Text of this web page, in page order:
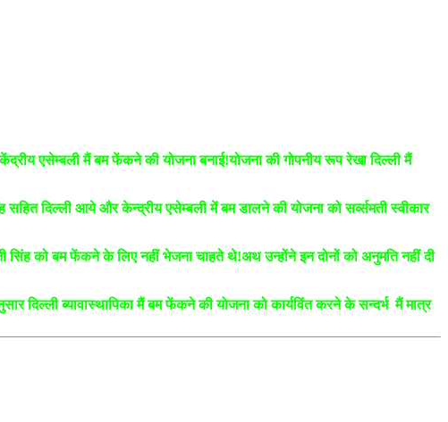
एसेम्बली मैं बम फेंकने की योजना बनाई!योजना की गोपनीय रूप रेखा दिल्ली मैं
दिल्ली आये और केन्द्रीय एसेम्बली में बम डालने की योजना को सर्व्समती स्वीकार
को बम फेंकने के लिए नहीं भेजना चाहते थे!अथ उन्होंने इन दोनों को अनुमति नहीं दी
ब्यावास्थापिका मैं बम फेंकने की योजना को कार्यविंत करने के सन्दर्भ मैं मात्र